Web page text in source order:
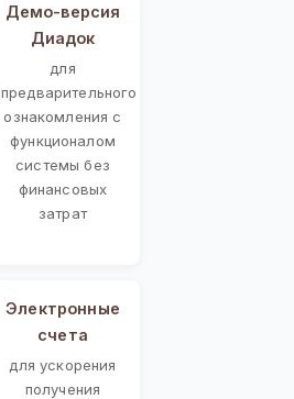
Демо-версия
Диадок
для
предварительного
ознакомления с
функционалом
системы без
финансовых
затрат
Электронные
счета
для ускорения
получения